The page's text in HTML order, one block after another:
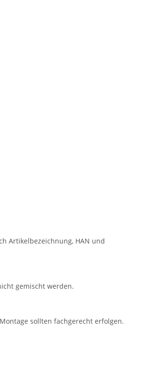
Artikelbezeichnung, HAN und
gemischt werden.
sollten fachgerecht erfolgen.